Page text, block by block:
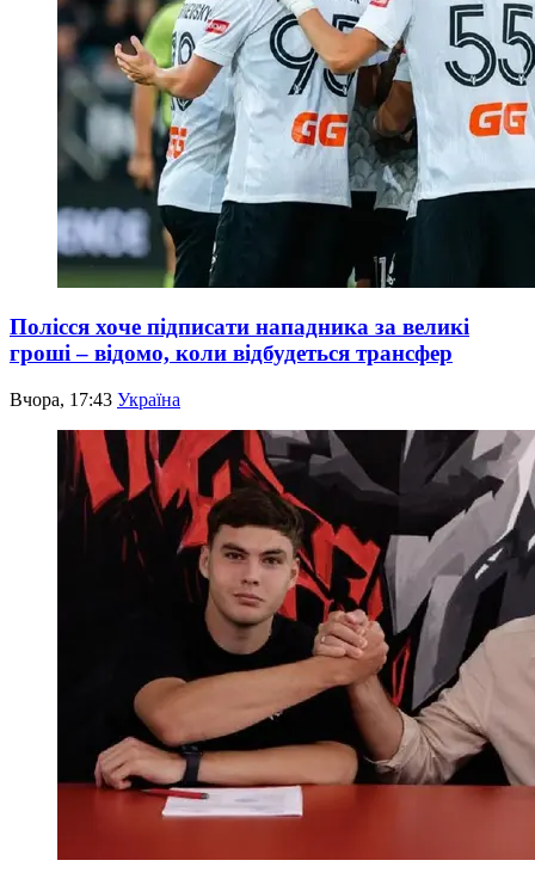
Полісся хоче підписати нападника за великі
гроші – відомо, коли відбудеться трансфер
Вчора, 17:43 Україна